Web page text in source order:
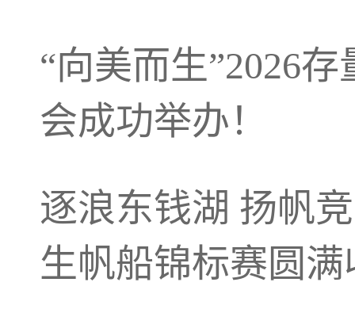
“向美而生”2026
会成功举办！
逐浪东钱湖 扬帆
生帆船锦标赛圆满